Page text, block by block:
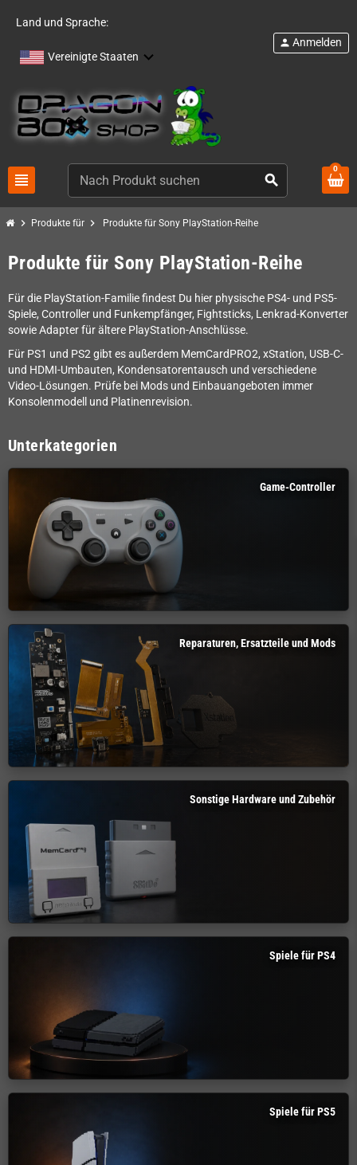
Land und Sprache:
Vereinigte Staaten
view_headline search
person Anmelden
0
chevron_right Produkte für chevron_right Produkte für Sony PlayStation-Reihe
Produkte für Sony PlayStation-Reihe
Für die PlayStation-Familie findest Du hier physische PS4- und PS5-
Spiele, Controller und Funkempfänger, Fightsticks, Lenkrad-Konverter
sowie Adapter für ältere PlayStation-Anschlüsse.
Für PS1 und PS2 gibt es außerdem MemCardPRO2, xStation, USB-C-
und HDMI-Umbauten, Kondensatorentausch und verschiedene
Video-Lösungen. Prüfe bei Mods und Einbauangeboten immer
Konsolenmodell und Platinenrevision.
Unterkategorien
Game-Controller
Reparaturen, Ersatzteile und Mods
Sonstige Hardware und Zubehör
Spiele für PS4
Spiele für PS5